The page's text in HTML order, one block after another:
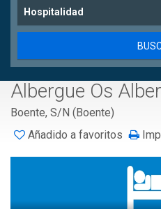
Hospitalidad
Albergue Os
Boente, S/N (Boente)
Añadido a favoritos